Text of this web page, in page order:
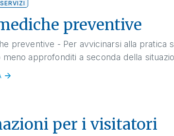
preventive
preventive - Per avvicinarsi alla pratica
meno approfonditi a seconda della
per i visitatori